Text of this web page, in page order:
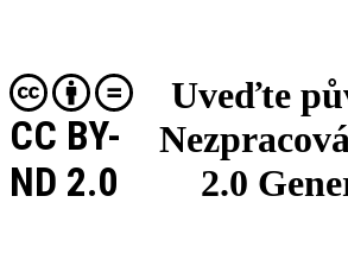
Uveďte
2.0
CC BY-
ND 2.0